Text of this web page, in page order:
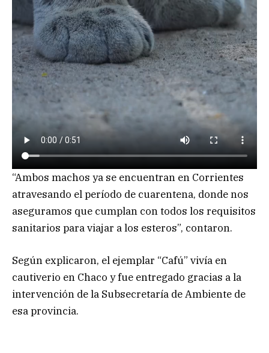
“Ambos machos ya se encuentran en Corrientes
atravesando el período de cuarentena, donde nos
aseguramos que cumplan con todos los requisitos
sanitarios para viajar a los esteros”, contaron.
Según explicaron, el ejemplar “Cafú” vivía en
cautiverio en Chaco y fue entregado gracias a la
intervención de la Subsecretaría de Ambiente de
esa provincia.